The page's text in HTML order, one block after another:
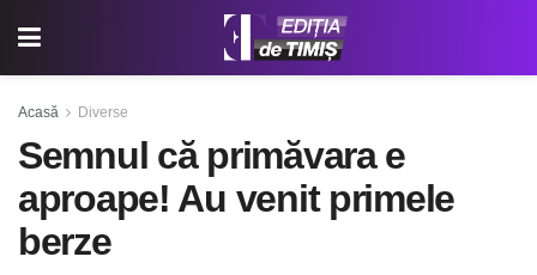
Acasă Diverse
Semnul că primăvara e
aproape! Au venit primele
berze